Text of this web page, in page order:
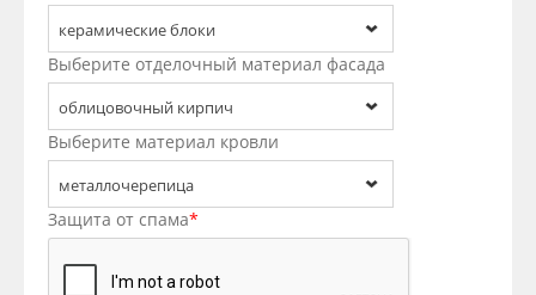
керамические блоки
Выберите отделочный материал фасада
облицовочный кирпич
Выберите материал кровли
металлочерепица
Защита от спама*